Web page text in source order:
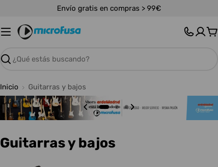
contenido
Envío gratis en compras > 99€
Buscar
Inicio Guitarras y bajos
C
Guitarras y bajos